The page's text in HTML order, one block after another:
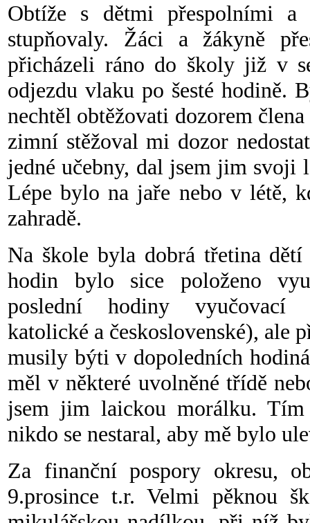
Obtíže s dětmi přespolními
stupňovaly. Žáci a žákyně
přicházeli ráno do školy již v
odjezdu vlaku po šesté hodině.
nechtěl obtěžovati dozorem
zimní stěžoval mi dozor
jedné učebny, dal jsem jim svoji
Lépe bylo na jaře nebo v létě,
zahradě.
Na škole byla dobrá třetina
hodin bylo sice položeno
poslední hodiny vyučovací
katolické a československé), ale
musily býti v dopoledních
měl v některé uvolněné třídě
jsem jim laickou morálku.
nikdo se nestaral, aby mě bylo
Za finanční pospory okresu,
9.prosince t.r. Velmi pěknou